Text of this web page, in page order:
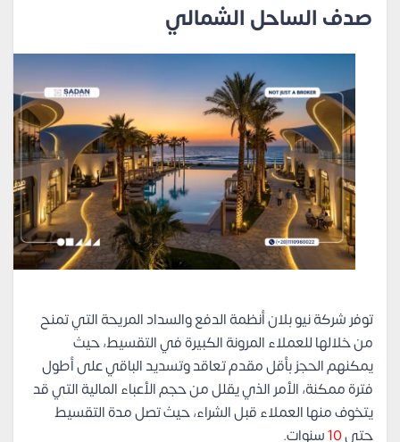
صدف الساحل الشمالي
توفر شركة نيو بلان أنظمة الدفع والسداد المريحة التي تمنح
من خلالها للعملاء المرونة الكبيرة في التقسيط، حيث
يمكنهم الحجز بأقل مقدم تعاقد وتسديد الباقي على أطول
فترة ممكنة، الأمر الذي يقلل من حجم الأعباء المالية التي قد
يتخوف منها العملاء قبل الشراء، حيث تصل مدة التقسيط
حتى10سنوات.